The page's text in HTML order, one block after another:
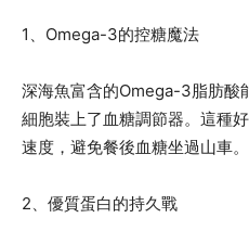
1、Omega-3的控糖魔法
深海魚富含的Omega-3脂肪酸
細胞裝上了血糖調節器。這種
速度，避免餐後血糖坐過山車。
2、優質蛋白的持久戰